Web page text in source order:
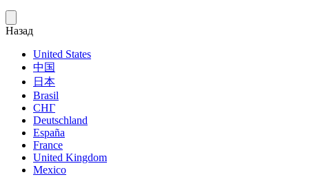
Назад
United States
中国
日本
Brasil
СНГ
Deutschland
España
France
United Kingdom
Mexico